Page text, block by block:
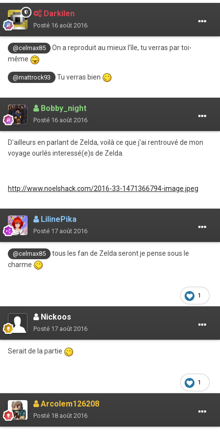
Darkilen
Posté 16 août 2016
@celmax85
On a reproduit au mieux l'île, tu verras par toi-
même
@mattrock93 Tu verras bien
Bobby_night
Posté 16 août 2016
D'ailleurs en parlant de Zelda, voilà ce que j'ai rentrouvé de mon
voyage ourlés interessé(e)s de Zelda.
http://www.noelshack.com/2016-33-1471366794-image.jpeg
LilinePika
Posté 17 août 2016
@celmax85
tous les fan de Zelda seront je pense sous le
charme
1
Nickoos
Posté 17 août 2016
Serait de la partie
1
Arcolem126208
Posté 18 août 2016